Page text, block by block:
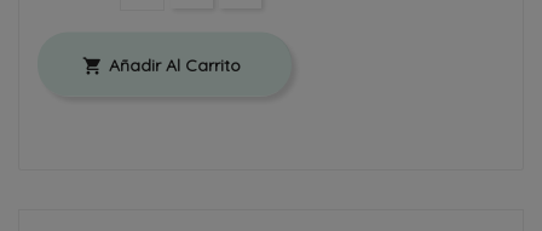
 Añadir Al Carrito